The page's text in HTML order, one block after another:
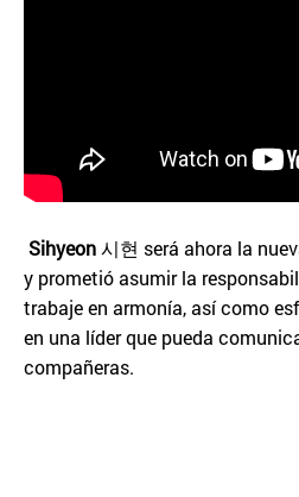
Sihyeon시현 será ahora la
y prometió asumir la
trabaje en armonía, así como
en una líder que pueda
compañeras.